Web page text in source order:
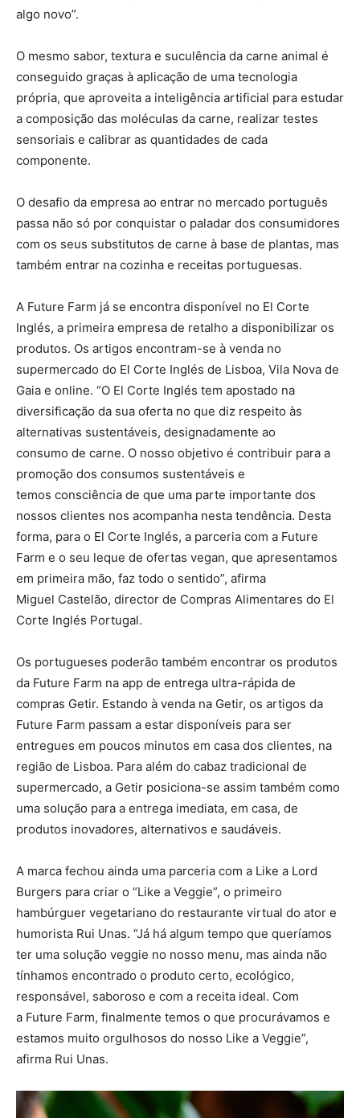
algo novo”.
O mesmo sabor, textura e suculência da carne animal é
conseguido graças à aplicação de uma tecnologia
própria, que aproveita a inteligência artificial para estudar
a composição das moléculas da carne, realizar testes
sensoriais e calibrar as quantidades de cada
componente.
O desafio da empresa ao entrar no mercado português
passa não só por conquistar o paladar dos consumidores
com os seus substitutos de carne à base de plantas, mas
também entrar na cozinha e receitas portuguesas.
A Future Farm já se encontra disponível no El Corte
Inglés, a primeira empresa de retalho a disponibilizar os
produtos. Os artigos encontram-se à venda no
supermercado do El Corte Inglés de Lisboa, Vila Nova de
Gaia e online. “O El Corte Inglés tem apostado na
diversificação da sua oferta no que diz respeito às
alternativas sustentáveis, designadamente ao
consumo de carne. O nosso objetivo é contribuir para a
promoção dos consumos sustentáveis e
temos consciência de que uma parte importante dos
nossos clientes nos acompanha nesta tendência. Desta
forma, para o El Corte Inglés, a parceria com a Future
Farm e o seu leque de ofertas vegan, que apresentamos
em primeira mão, faz todo o sentido”, afirma
Miguel Castelão, director de Compras Alimentares do El
Corte Inglés Portugal.
Os portugueses poderão também encontrar os produtos
da Future Farm na app de entrega ultra-rápida de
compras Getir. Estando à venda na Getir, os artigos da
Future Farm passam a estar disponíveis para ser
entregues em poucos minutos em casa dos clientes, na
região de Lisboa. Para além do cabaz tradicional de
supermercado, a Getir posiciona-se assim também como
uma solução para a entrega imediata, em casa, de
produtos inovadores, alternativos e saudáveis.
A marca fechou ainda uma parceria com a Like a Lord
Burgers para criar o “Like a Veggie”, o primeiro
hambúrguer vegetariano do restaurante virtual do ator e
humorista Rui Unas. “Já há algum tempo que queríamos
ter uma solução veggie no nosso menu, mas ainda não
tínhamos encontrado o produto certo, ecológico,
responsável, saboroso e com a receita ideal. Com
a Future Farm, finalmente temos o que procurávamos e
estamos muito orgulhosos do nosso Like a Veggie”,
afirma Rui Unas.